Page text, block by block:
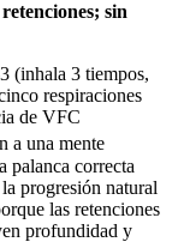
sin
(inhala 3 tiempos,
respiraciones
de VFC
a una mente
palanca correcta
progresión natural
las retenciones
profundidad y